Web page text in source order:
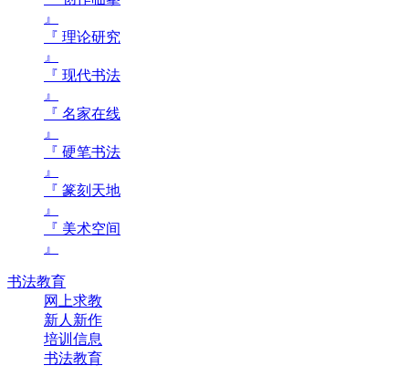
』
『 理论研究
』
『 现代书法
』
『 名家在线
』
『 硬笔书法
』
『 篆刻天地
』
『 美术空间
』
书法教育
网上求教
新人新作
培训信息
书法教育